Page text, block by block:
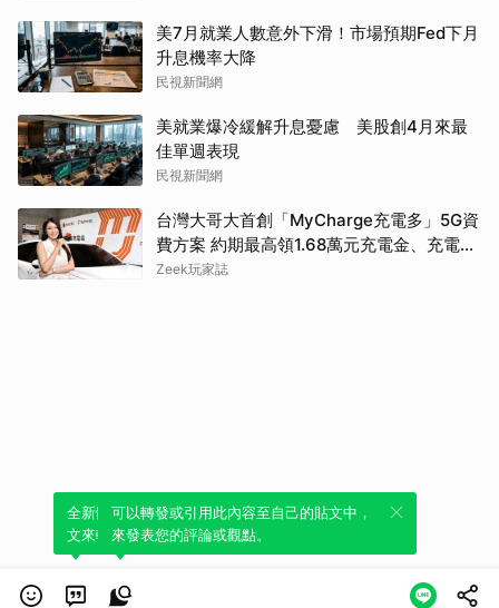
美7月就業人數意外下滑！市場預期Fed下月
升息機率大降
民視新聞網
美就業爆冷緩解升息憂慮 美股創4月來最
佳單週表現
民視新聞網
台灣大哥大首創「MyCharge充電多」5G資
費方案 約期最高領1.68萬元充電金、充電最
高89折
Zeek玩家誌
全新體驗！一鍵引用此內容，透過發布貼
文來輕鬆表達個人立場。
可以轉發或引用此內容至自己的貼文中，
來發表您的評論或觀點。